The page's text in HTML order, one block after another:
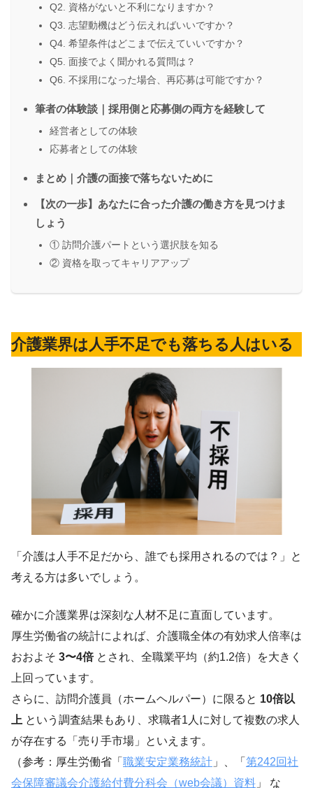
Q2. 資格がないと不利になりますか？
Q3. 志望動機はどう伝えればいいですか？
Q4. 希望条件はどこまで伝えていいですか？
Q5. 面接でよく聞かれる質問は？
Q6. 不採用になった場合、再応募は可能ですか？
筆者の体験談｜採用側と応募側の両方を経験して
経営者としての体験
応募者としての体験
まとめ｜介護の面接で落ちないために
【次の一歩】あなたに合った介護の働き方を見つけま
しょう
① 訪問介護パートという選択肢を知る
② 資格を取ってキャリアアップ
介護業界は人手不足でも落ちる人はいる
「介護は人手不足だから、誰でも採用されるのでは？」と
考える方は多いでしょう。
確かに介護業界は深刻な人材不足に直面しています。
厚生労働省の統計によれば、介護職全体の有効求人倍率は
おおよそ 3〜4倍とされ、全職業平均（約1.2倍）を大きく
上回っています。
さらに、訪問介護員（ホームヘルパー）に限ると 10倍以
上 という調査結果もあり、求職者1人に対して複数の求人
が存在する「売り手市場」といえます。
（参考：厚生労働省「 職業安定業務統計 」、「 第242回社
会保障審議会介護給付費分科会（web会議）資料 」 な